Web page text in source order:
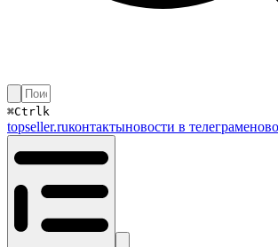
⌘Ctrl k
topseller.ruконтактыновости в телеграме